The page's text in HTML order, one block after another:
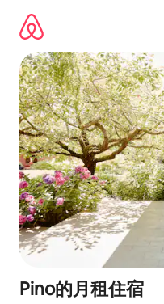
Pino的月租住宿